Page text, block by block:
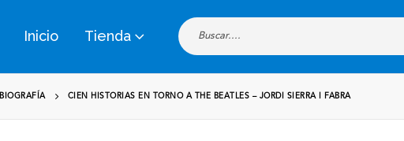
Inicio Tienda
BIOGRAFÍA CIEN HISTORIAS EN TORNO A THE BEATLES – JORDI SIERRA I FABRA